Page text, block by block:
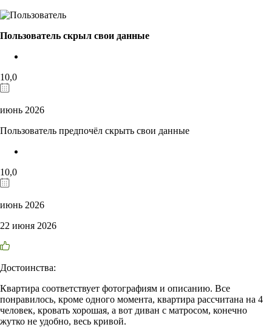
Пользователь скрыл свои данные
10,0
июнь 2026
Пользователь предпочёл скрыть свои данные
10,0
июнь 2026
22 июня 2026
Достоинства:
Квартира соответствует фотографиям и описанию. Все
понравилось, кроме одного момента, квартира рассчитана на 4
человек, кровать хорошая, а вот диван с матросом, конечно
жутко не удобно, весь кривой.